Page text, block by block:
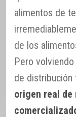
alimentos de
de los
Pero
de distribución
origen real de